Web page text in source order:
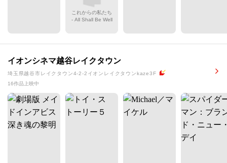
これからの私たち
- All Shall Be Well
イオンシネマ越谷レイクタウン
埼玉県越谷市レイクタウン4-2-2イオンレイクタウンkaze3F
16作品上映中